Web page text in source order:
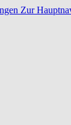
Zur